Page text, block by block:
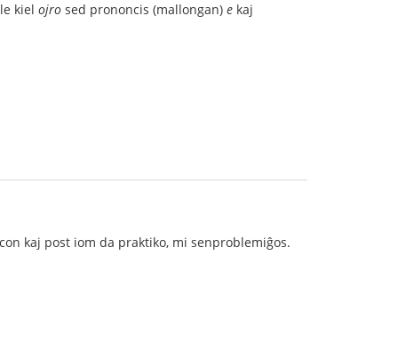
kiel ojro sed prononcis (mallongan) e kaj
kaj post iom da praktiko, mi senproblemiĝos.